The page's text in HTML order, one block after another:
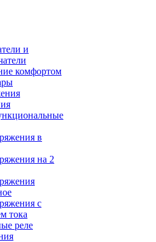
и
комфортом
в
на 2
с
тока
реле